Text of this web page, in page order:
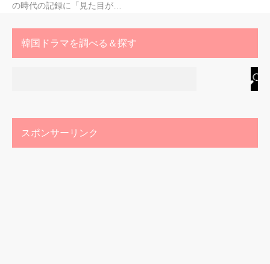
の時代の記録に「見た目が…
韓国ドラマを調べる＆探す
スポンサーリンク